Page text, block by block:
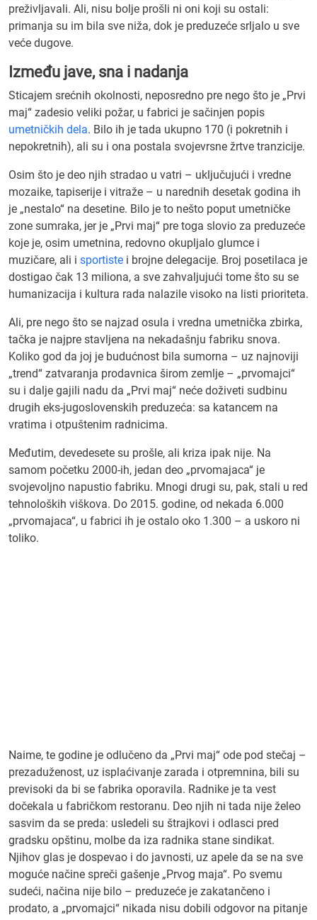
preživljavali. Ali, nisu bolje prošli ni oni koji su ostali:
primanja su im bila sve niža, dok je preduzeće srljalo u sve
veće dugove.
Između jave, sna i nadanja
Sticajem srećnih okolnosti, neposredno pre nego što je „Prvi
maj“ zadesio veliki požar, u fabrici je sačinjen popis
umetničkih dela. Bilo ih je tada ukupno 170 (i pokretnih i
nepokretnih), ali su i ona postala svojevrsne žrtve tranzicije.
Osim što je deo njih stradao u vatri – uključujući i vredne
mozaike, tapiserije i vitraže – u narednih desetak godina ih
je „nestalo“ na desetine. Bilo je to nešto poput umetničke
zone sumraka, jer je „Prvi maj“ pre toga slovio za preduzeće
koje je, osim umetnina, redovno okupljalo glumce i
muzičare, ali i sportiste i brojne delegacije. Broj posetilaca je
dostigao čak 13 miliona, a sve zahvaljujući tome što su se
humanizacija i kultura rada nalazile visoko na listi prioriteta.
Ali, pre nego što se najzad osula i vredna umetnička zbirka,
tačka je najpre stavljena na nekadašnju fabriku snova.
Koliko god da joj je budućnost bila sumorna – uz najnoviji
„trend“ zatvaranja prodavnica širom zemlje – „prvomajci“
su i dalje gajili nadu da „Prvi maj“ neće doživeti sudbinu
drugih eks-jugoslovenskih preduzeća: sa katancem na
vratima i otpuštenim radnicima.
Međutim, devedesete su prošle, ali kriza ipak nije. Na
samom početku 2000-ih, jedan deo „prvomajaca“ je
svojevoljno napustio fabriku. Mnogi drugi su, pak, stali u red
tehnoloških viškova. Do 2015. godine, od nekada 6.000
„prvomajaca“, u fabrici ih je ostalo oko 1.300 – a uskoro ni
toliko.
Naime, te godine je odlučeno da „Prvi maj“ ode pod stečaj –
prezaduženost, uz isplaćivanje zarada i otpremnina, bili su
previsoki da bi se fabrika oporavila. Radnike je ta vest
dočekala u fabričkom restoranu. Deo njih ni tada nije želeo
sasvim da se preda: usledeli su štrajkovi i odlasci pred
gradsku opštinu, molbe da iza radnika stane sindikat.
Njihov glas je dospevao i do javnosti, uz apele da se na sve
moguće načine spreči gašenje „Prvog maja“. Po svemu
sudeći, načina nije bilo – preduzeće je zakatančeno i
prodato, a „prvomajci“ nikada nisu dobili odgovor na pitanje